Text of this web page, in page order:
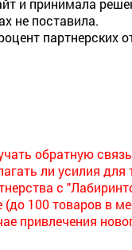
и принимала
не поставила.
партнерских
обратную
ли усилия для
с
100 товаров в
привлечения